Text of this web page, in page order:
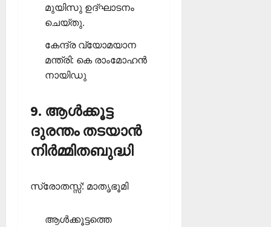
മുയിസു ഉദ്ഘാടനം
ചെയ്തു.
കേന്ദ്ര വ്യോമയാന
മന്ത്രി: കെ രാംമോഹന്‍
നായിഡു
9. ആള്‍ക്കൂട്ട
ദുരന്തം തടയാന്‍
നിര്‍മ്മിതബുദ്ധി
സ്രോതസ്സ്: മാതൃഭൂമി
ആള്‍ക്കൂട്ടത്തെ